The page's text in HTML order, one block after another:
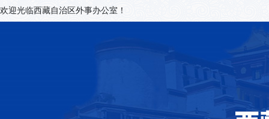
欢迎光临西藏自治区外事办公室！